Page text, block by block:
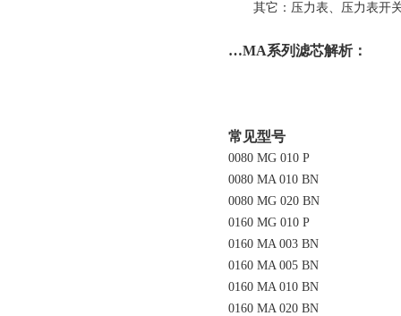
其它：压力表、压力表开
…MA系列滤芯解析：
常见型号
0080 MG 010 P
0080 MA 010 BN
0080 MG 020 BN
0160 MG 010 P
0160 MA 003 BN
0160 MA 005 BN
0160 MA 010 BN
0160 MA 020 BN